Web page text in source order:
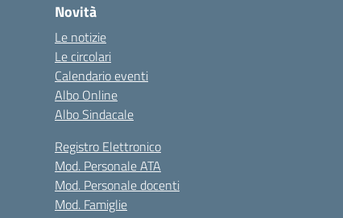
Novità
Le notizie
Le circolari
Calendario eventi
Albo Online
Albo Sindacale
Registro Elettronico
Mod. Personale ATA
Mod. Personale docenti
Mod. Famiglie